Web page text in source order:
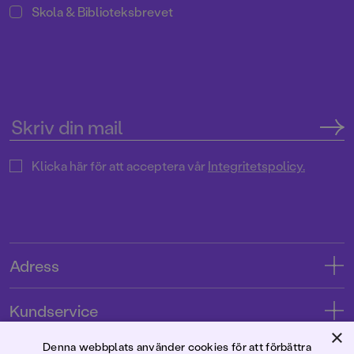
Skola & Biblioteksbrevet
Klicka här för att acceptera vårIntegritetspolicy.
Adress
Kundservice
Kontakta oss ×
Denna webbplats använder cookies för att förbättra